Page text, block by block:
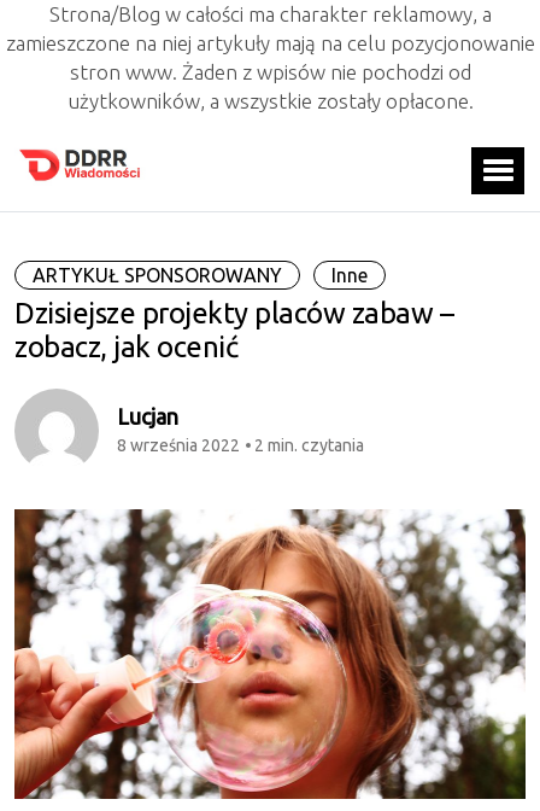
Strona/Blog w całości ma charakter reklamowy, a
zamieszczone na niej artykuły mają na celu pozycjonowanie
stron www. Żaden z wpisów nie pochodzi od
użytkowników, a wszystkie zostały opłacone.
ARTYKUŁ SPONSOROWANY Inne
Dzisiejsze projekty placów zabaw –
zobacz, jak ocenić
Lucjan
8 września 2022 2 min. czytania